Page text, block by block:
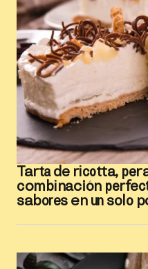
Tarta de ricotta,
combinación
sabores en un solo